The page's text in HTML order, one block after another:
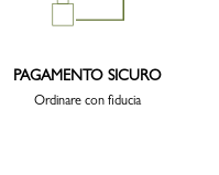
PAGAMENTO SICURO
Ordinare con fiducia